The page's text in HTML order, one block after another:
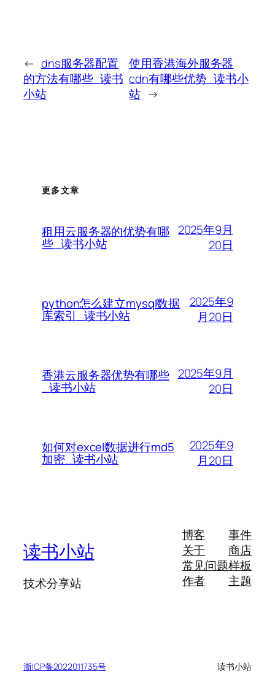
← dns服务器配置
的方法有哪些_读书
小站
使用香港海外服务器
cdn有哪些优势_读书小
站 →
更多文章
租用云服务器的优势有哪
些_读书小站
2025年9月
20日
python怎么建立mysql数据
库索引_读书小站
2025年9
月20日
香港云服务器优势有哪些
_读书小站
2025年9月
20日
如何对excel数据进行md5
加密_读书小站
2025年9
月20日
读书小站
技术分享站
博客
关于
常见问题
作者
事件
商店
样板
主题
浙ICP备2022011735号 读书小站